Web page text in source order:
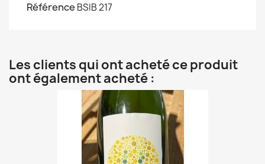
Référence BSIB 217
Les clients qui ont acheté ce produit
ont également acheté :